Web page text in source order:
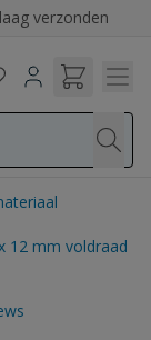
verzonden
12 mm voldraad